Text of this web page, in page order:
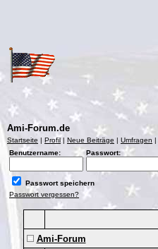
Ami-Forum.de
Startseite | Profil| Neue Beiträge | Umfragen |
Benutzername:
Passwort:
Passwort speichern
Passwort vergessen?
Ami-Forum